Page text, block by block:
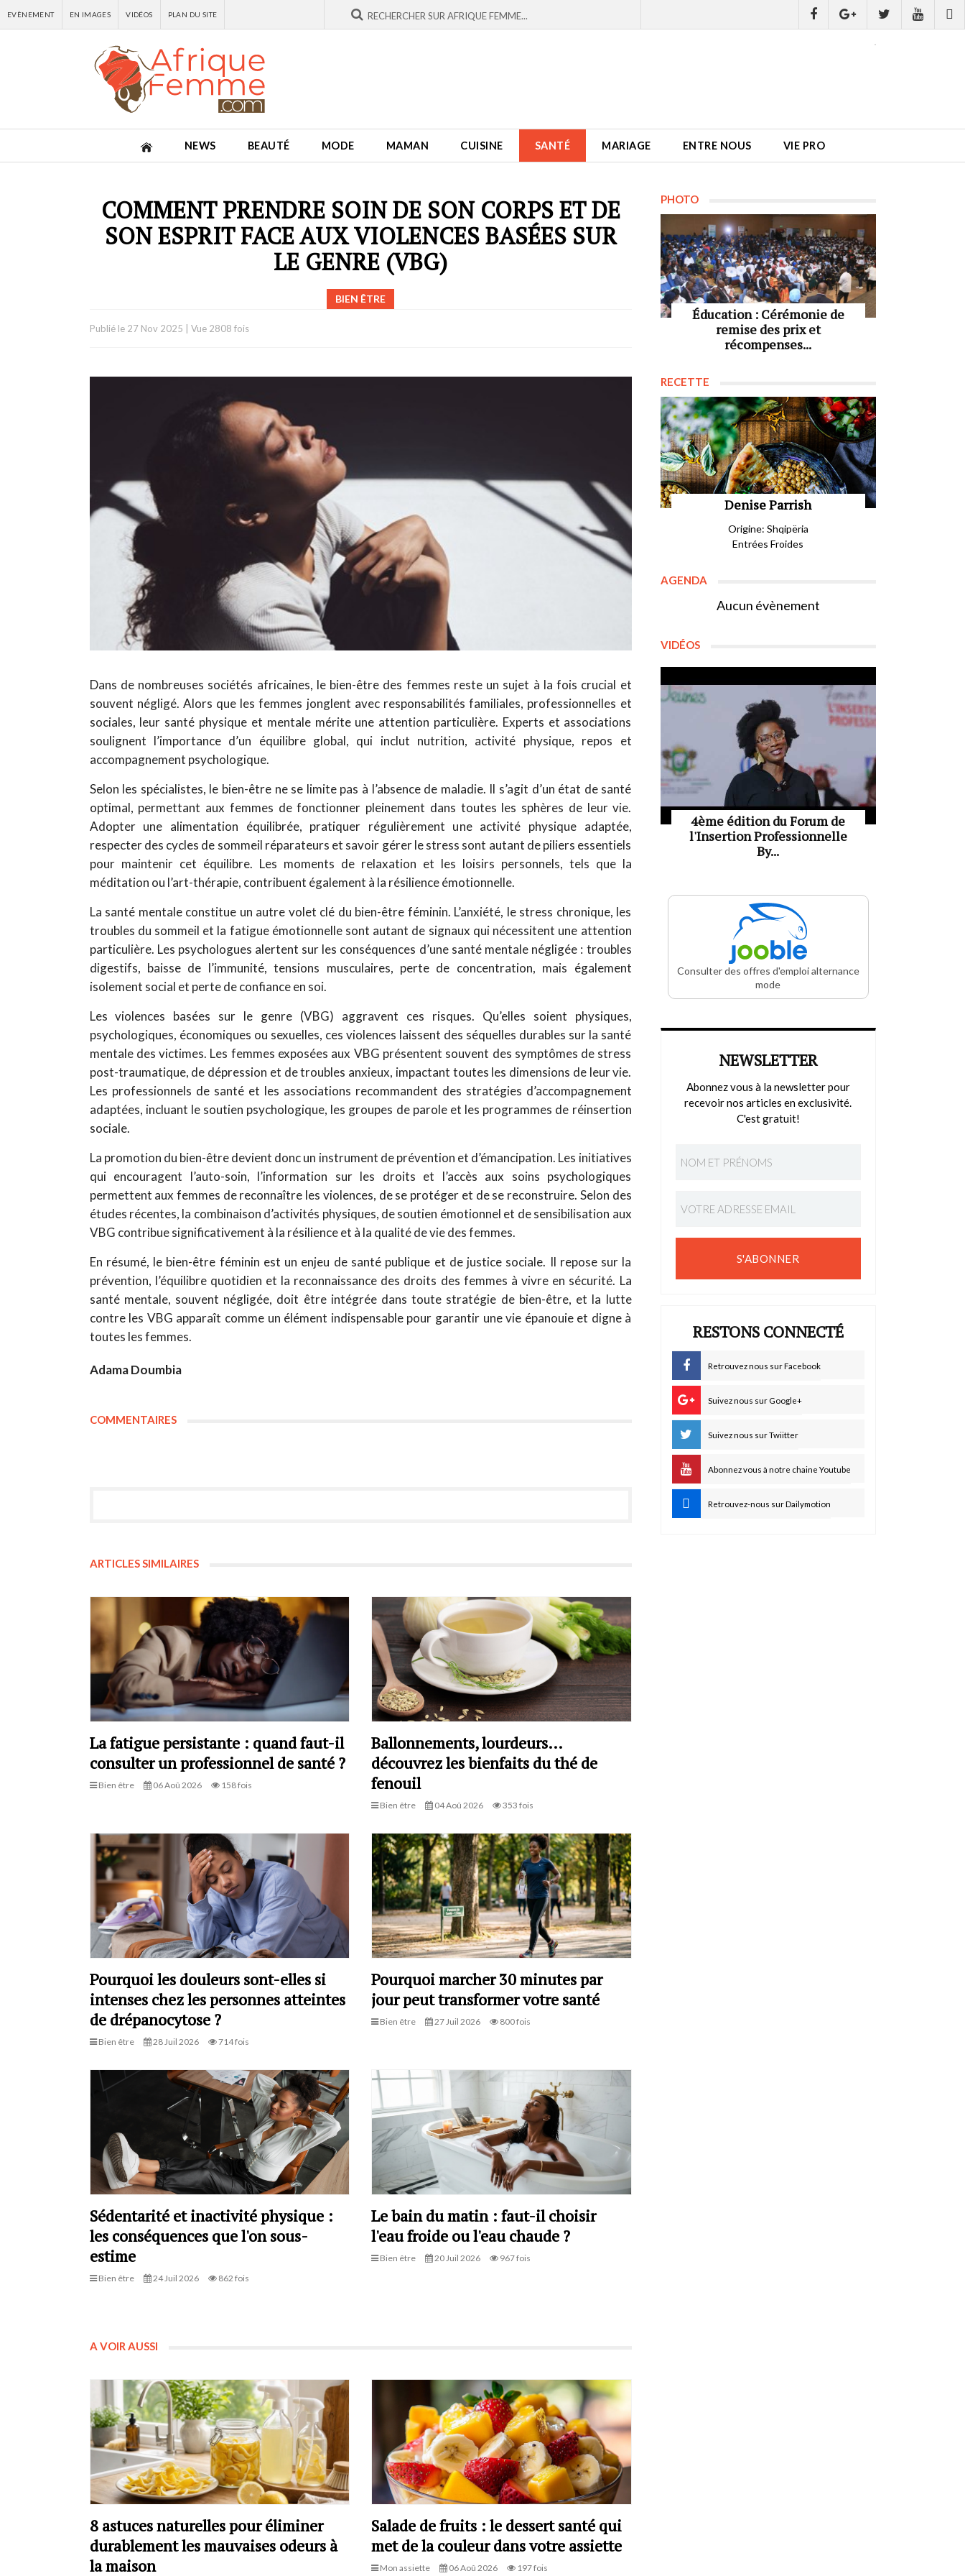
EVÈNEMENT EN IMAGES VIDÉOS PLAN DU SITE
NEWS BEAUTÉ MODE MAMAN CUISINE SANTÉ MARIAGE ENTRE NOUS VIE PRO
COMMENT PRENDRE SOIN DE SON CORPS ET DE
SON ESPRIT FACE AUX VIOLENCES BASÉES SUR
LE GENRE (VBG)
BIEN ÊTRE
Publié le 27 Nov 2025 Vue 2808 fois
Dans de nombreuses sociétés africaines, le bien-être des femmes reste un sujet à la fois crucial et
souvent négligé. Alors que les femmes jonglent avec responsabilités familiales, professionnelles et
sociales, leur santé physique et mentale mérite une attention particulière. Experts et associations
soulignent l’importance d’un équilibre global, qui inclut nutrition, activité physique, repos et
accompagnement psychologique.
Selon les spécialistes, le bien-être ne se limite pas à l’absence de maladie. Il s’agit d’un état de santé
optimal, permettant aux femmes de fonctionner pleinement dans toutes les sphères de leur vie.
Adopter une alimentation équilibrée, pratiquer régulièrement une activité physique adaptée,
respecter des cycles de sommeil réparateurs et savoir gérer le stress sont autant de piliers essentiels
pour maintenir cet équilibre. Les moments de relaxation et les loisirs personnels, tels que la
méditation ou l’art-thérapie, contribuent également à la résilience émotionnelle.
La santé mentale constitue un autre volet clé du bien-être féminin. L’anxiété, le stress chronique, les
troubles du sommeil et la fatigue émotionnelle sont autant de signaux qui nécessitent une attention
particulière. Les psychologues alertent sur les conséquences d’une santé mentale négligée : troubles
digestifs, baisse de l’immunité, tensions musculaires, perte de concentration, mais également
isolement social et perte de confiance en soi.
Les violences basées sur le genre (VBG) aggravent ces risques. Qu’elles soient physiques,
psychologiques, économiques ou sexuelles, ces violences laissent des séquelles durables sur la santé
mentale des victimes. Les femmes exposées aux VBG présentent souvent des symptômes de stress
post-traumatique, de dépression et de troubles anxieux, impactant toutes les dimensions de leur vie.
Les professionnels de santé et les associations recommandent des stratégies d’accompagnement
adaptées, incluant le soutien psychologique, les groupes de parole et les programmes de réinsertion
sociale.
La promotion du bien-être devient donc un instrument de prévention et d’émancipation. Les initiatives
qui encouragent l’auto-soin, l’information sur les droits et l’accès aux soins psychologiques
permettent aux femmes de reconnaître les violences, de se protéger et de se reconstruire. Selon des
études récentes, la combinaison d’activités physiques, de soutien émotionnel et de sensibilisation aux
VBG contribue significativement à la résilience et à la qualité de vie des femmes.
En résumé, le bien-être féminin est un enjeu de santé publique et de justice sociale. Il repose sur la
prévention, l’équilibre quotidien et la reconnaissance des droits des femmes à vivre en sécurité. La
santé mentale, souvent négligée, doit être intégrée dans toute stratégie de bien-être, et la lutte
contre les VBG apparaît comme un élément indispensable pour garantir une vie épanouie et digne à
toutes les femmes.
Adama Doumbia
COMMENTAIRES
ARTICLES SIMILAIRES
La fatigue persistante : quand faut-il
consulter un professionnel de santé ?
Bien être 06 Aoû 2026 158 fois
Ballonnements, lourdeurs…
découvrez les bienfaits du thé de
fenouil
Bien être 04 Aoû 2026 353 fois
Pourquoi les douleurs sont-elles si
intenses chez les personnes atteintes
de drépanocytose ?
Bien être 28 Juil 2026 714 fois
Pourquoi marcher 30 minutes par
jour peut transformer votre santé
Bien être 27 Juil 2026 800 fois
Sédentarité et inactivité physique :
les conséquences que l'on sous-
estime
Bien être 24 Juil 2026 862 fois
Le bain du matin : faut-il choisir
l'eau froide ou l'eau chaude ?
Bien être 20 Juil 2026 967 fois
A VOIR AUSSI
8 astuces naturelles pour éliminer
durablement les mauvaises odeurs à
la maison
Salade de fruits : le dessert santé qui
met de la couleur dans votre assiette
Mon assiette 06 Aoû 2026 197 fois
PHOTO
Éducation : Cérémonie de
remise des prix et
récompenses...
RECETTE
Denise Parrish
Origine: Shqipëria
Entrées Froides
AGENDA
Aucun évènement
VIDÉOS
4ème édition du Forum de
l'Insertion Professionnelle
By...
Consulter des offres d'emploi alternance
mode
NEWSLETTER
Abonnez vous à la newsletter pour
recevoir nos articles en exclusivité.
C'est gratuit!
S'ABONNER
RESTONS CONNECTÉ
Retrouvez nous sur Facebook
Suivez nous sur Google+
Suivez nous sur Twiitter
Abonnez vous à notre chaine Youtube
Retrouvez-nous sur Dailymotion